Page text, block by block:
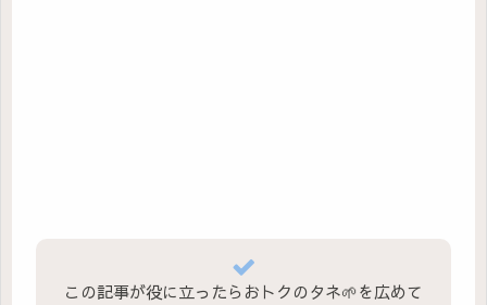
この記事が役に立ったらおトクのタネ🌱を広めて